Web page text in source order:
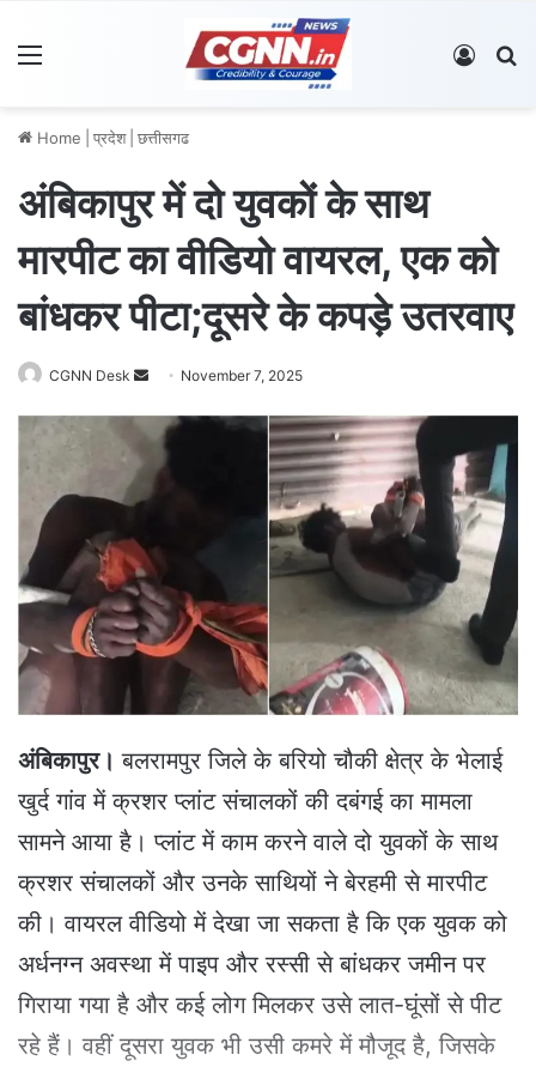
Log In
Home प्रदेश छत्तीसगढ
अंबिकापुर में दो युवकों के साथ
मारपीट का वीडियो वायरल, एक को
बांधकर पीटा;दूसरे के कपड़े उतरवाए
CGNN Desk
a
e
m
a
i
l
November 7, 2025
अंबिकापुर। बलरामपुर जिले के बरियो चौकी क्षेत्र के भेलाई
खुर्द गांव में क्रशर प्लांट संचालकों की दबंगई का मामला
सामने आया है। प्लांट में काम करने वाले दो युवकों के साथ
क्रशर संचालकों और उनके साथियों ने बेरहमी से मारपीट
की। वायरल वीडियो में देखा जा सकता है कि एक युवक को
अर्धनग्न अवस्था में पाइप और रस्सी से बांधकर जमीन पर
गिराया गया है और कई लोग मिलकर उसे लात-घूंसों से पीट
रहे हैं। वहीं दूसरा युवक भी उसी कमरे में मौजूद है, जिसके